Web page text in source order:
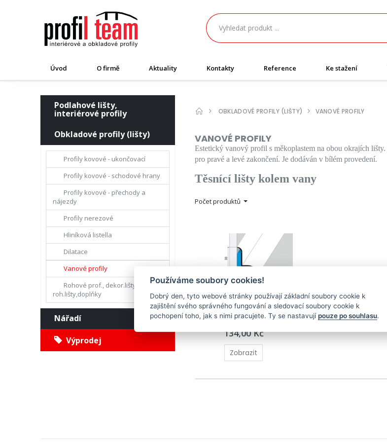
Úvod O firmě Aktuality Kontakty Reference Ke stažení
Podlahové lišty,
interiérové profily
Obkladové profily (lišty)
Profily kovové - ukončovací
Profily kovové - schodové hrany
Profily kovové - přechody a
nájezdy
Profily nerezové
Hliníková listella
Dilatace
Vanové profily
Rohové prof., dekor.lišty,
roh.lišty,doplňky
Nářadí
Výprodej
OBKLADOVÉ PROFILY (LIŠTY) VANOVÉ PROFILY
VANOVÉ PROFILY
Estetický vanový profil s měkoplastem na obou okrajích
pro pravé a levé zakončení. Je dodáván v bílém provedení.
Těsnící lišty kolem vany
Počet produktů
Vanový profil 33 x 25 mm s
komponenty
134,00 Kč
Zobrazit
Používáme soubory cookies!
Dobrý den, tyto webové stránky používají základní soubory cookie k
zajištění svého správného fungování a sledovací soubory cookie k
pochopení toho, jak s nimi pracujete. Ty se nastavují pouze po souhlasu.